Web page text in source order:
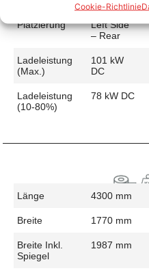
Cookie-Richtlinie
Platzierung
Left Side
– Rear
Ladeleistung
(max.)
101 kW
DC
Ladeleistung
(10-80%)
78 kW DC
Länge 4300 mm
Breite 1770 mm
Breite Inkl.
Spiegel
1987 mm